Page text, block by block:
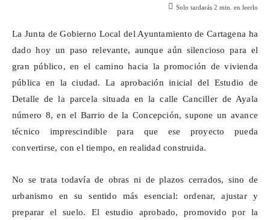
Solo tardarás 2 min. en leerlo
La Junta de Gobierno Local del Ayuntamiento de Cartagena ha
dado hoy un paso relevante, aunque aún silencioso para el
gran público, en el camino hacia la promoción de vivienda
pública en la ciudad. La aprobación inicial del Estudio de
Detalle de la parcela situada en la calle Canciller de Ayala
número 8, en el Barrio de la Concepción, supone un avance
técnico imprescindible para que ese proyecto pueda
convertirse, con el tiempo, en realidad construida.
No se trata todavía de obras ni de plazos cerrados, sino de
urbanismo en su sentido más esencial: ordenar, ajustar y
preparar el suelo. El estudio aprobado, promovido por la